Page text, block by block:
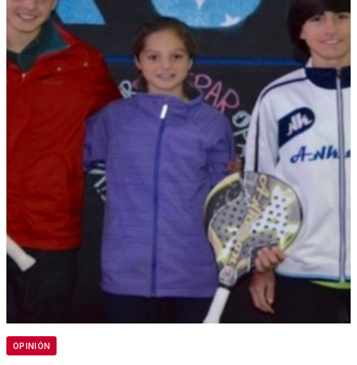
OPINIÓN